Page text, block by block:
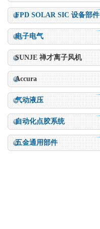
FPD SOLAR SIC 设备部件
电子电气
SUNJE 禅才离子风机
Accura
气动液压
自动化点胶系统
五金通用部件